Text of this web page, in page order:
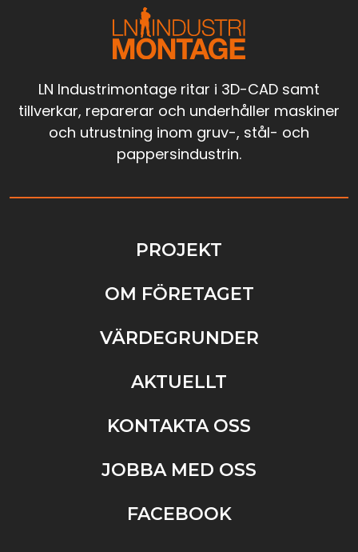
LN Industrimontage ritar i 3D-CAD samt
tillverkar, reparerar och underhåller maskiner
och utrustning inom gruv-, stål- och
pappersindustrin.
PROJEKT
OM FÖRETAGET
VÄRDEGRUNDER
AKTUELLT
KONTAKTA OSS
JOBBA MED OSS
FACEBOOK